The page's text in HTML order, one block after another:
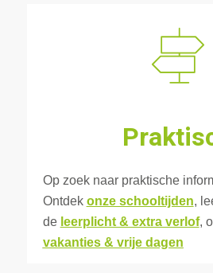
Op zoek naar praktische
Ontdek onze schooltijden,
de leerplicht & extra verlof,
vakanties & vrije dagen